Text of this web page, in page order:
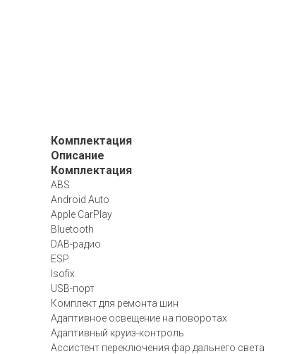
Комплектация
Описание
Комплектация
ABS
Android Auto
Apple CarPlay
Bluetooth
DAB-радио
ESP
Isofix
USB-порт
Комплект для ремонта шин
Адаптивное освещение на поворотах
Адаптивный круиз-контроль
Ассистент переключения фар дальнего света